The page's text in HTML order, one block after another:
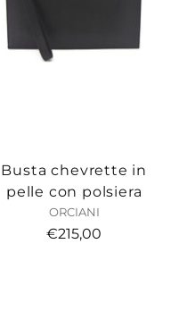
Busta chevrette in
pelle con polsiera
ORCIANI
€215,00